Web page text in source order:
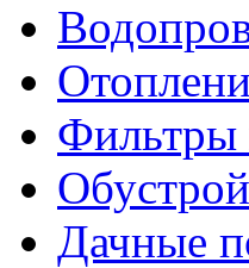
Фильтры
Дачные